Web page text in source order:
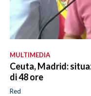
MULTIMEDIA
Ceuta, Madrid:
di 48 ore
Red